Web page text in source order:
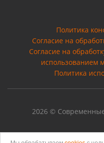
Политика
Согласие на
Cогласие на
использованием
Политика
2026 ©